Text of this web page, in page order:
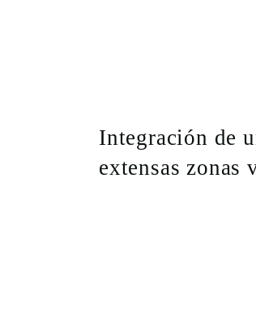
Integración de
extensas zonas